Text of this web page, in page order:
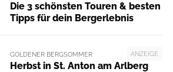
Die 3 schönsten Touren & besten
Tipps für dein Bergerlebnis
ANZEIGE
GOLDENER BERGSOMMER
Herbst in St. Anton am Arlberg